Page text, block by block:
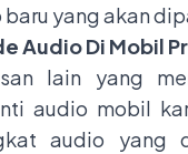
yang akan
Audio Di Mobil
lain yang
audio mobil
audio yang